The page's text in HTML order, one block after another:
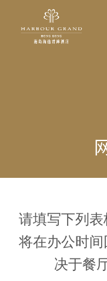
请填写下列
将在办公时
决于餐